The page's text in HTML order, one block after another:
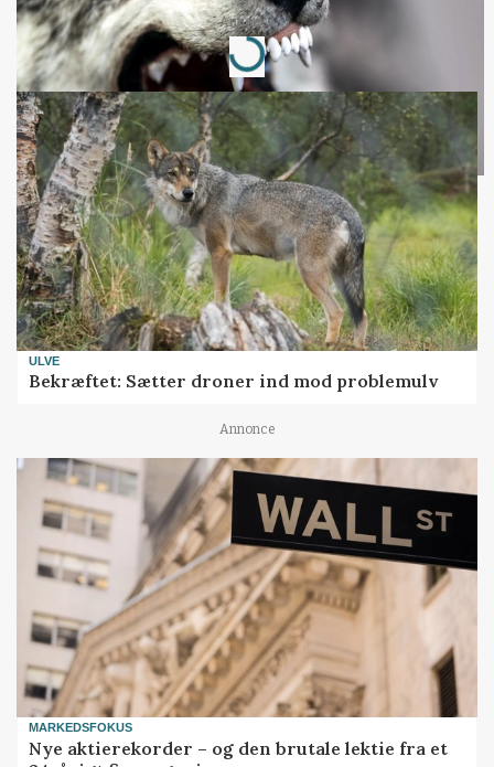
Annonce
Loading...
ULVE
Bekræftet: Sætter droner ind mod problemulv
Annonce
MARKEDSFOKUS
Nye aktierekorder – og den brutale lektie fra et